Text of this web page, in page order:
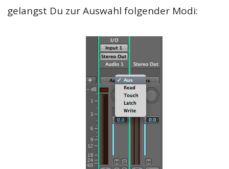
gelangst Du zur Auswahl folgender Modi: